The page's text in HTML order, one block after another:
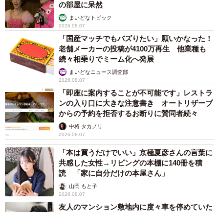
の部屋に呆然
まいどなトピック
2026.08.07
「国産マッチでもバズりたい」願いかなった！
老舗メーカーの投稿が4100万再生 他業種も
続々相乗りでミーム化へ発展
まいどなニュース調査部
2026.08.07
「即座に案内することが不可能です」レストラ
ンの入り口に大きな注意書き オートリザーブ
からの予約を拒否するお断りに賛同者続々
中将 タカノリ
2026.08.07
「本は買うだけでいい」京極夏彦さんの言葉に
共感した女性→リビングの本棚に140冊を積
読 「家に自分だけの本屋さん」
山岡 もと子
2026.08.07
友人のマンション敷地内に度々車を停めていた